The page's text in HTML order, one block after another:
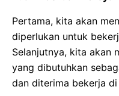
Pertama, kita akan
diperlukan untuk
Selanjutnya, kita akan
yang dibutuhkan
dan diterima bekerja